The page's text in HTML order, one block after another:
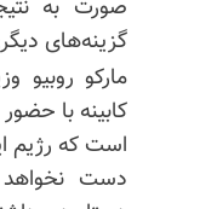
صورت به
گزینه‌های
مارکو روبیو
کابینه با
است که رژیم
دست نخواهد